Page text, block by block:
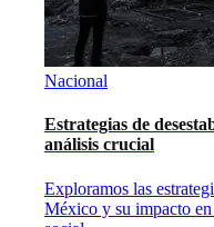
Nacional
Estrategias de
análisis crucial
Exploramos las
México y su impacto